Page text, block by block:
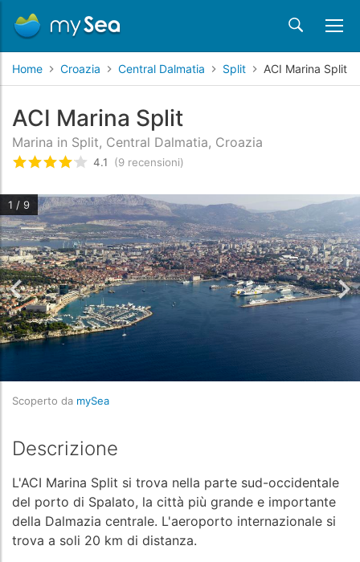
Home Croazia Central Dalmatia Split ACI Marina Split
ACI Marina Split
Marina in Split, Central Dalmatia, Croazia
Valutato4.1/5 basata su
4.1 (9 recensioni)
1 / 9
Scoperto da mySea
Descrizione
L'ACI Marina Split si trova nella parte sud-occidentale
del porto di Spalato, la città più grande e importante
della Dalmazia centrale. L'aeroporto internazionale si
trova a soli 20 km di distanza.